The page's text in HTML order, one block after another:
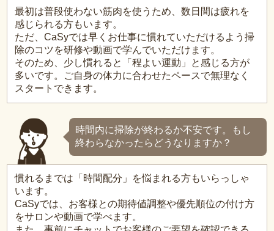
最初は普段使わない筋肉を使うため、数日間は疲れを
感じられる方もいます。
ただ、CaSyでは早くお仕事に慣れていただけるよう掃
除のコツを研修や動画で学んでいただけます。
そのため、少し慣れると「程よい運動」と感じる方が
多いです。ご自身の体力に合わせたペースで無理なく
スタートできます。
時間内に掃除が終わるか不安です。もし
終わらなかったらどうなりますか？
慣れるまでは「時間配分」を悩まれる方もいらっしゃ
います。
CaSyでは、お客様との期待値調整や優先順位の付け方
をサロンや動画で学べます。